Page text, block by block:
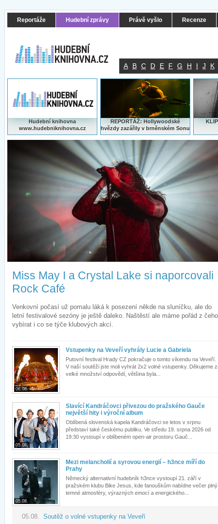
Reportáže Hudební zprávy Právě vyšlo Recenze
A B C D E F G H I J K
Hudební knihovna
www.hudebniknihovna.cz
REPORTÁŽ: Hollywoodské
hvězdy zazářily v brněnském Sonu
Miss May I a Crystal Lake si naporcovali
Rock Café
Venkovní počasí už pomalu láká k posezení někde na sluníčku, ale do
letní festivalové sezóny je ještě daleko. Naštěstí ale máme pořád z čeho
vybírat i co se týče klubových akcí.
06.08.
Vstupenky na Veveří vyhrály Lucie a Gabriela
Putovní festival Hrady CZ pokračuje o tomto víkendu na Veveří.
V naší soutěži jste moli vyhrát 2x2 volné vstupenky. Děkujeme
velké množství odpovědí, většina byla...
05.08.
Slavící Kandráčovci přivezou do pražského Gauče
největší hity i výroční album
Oblíbená slovenská kapela Kandráčovci se letos v srpnu
představí také českému publiku. Ve středu 19. srpna 2026 od
19:30 vystoupí v oblíbeném open-air prostoru Gauč...
05.08.
Mezi melancholií a syrovou energií – h3nce míří do
Prahy
Německý alternativní hudebník h3nce vystoupí 21. září v
pražském klubu Bike Jesus, kde fanouškům nabídne večer plný
temné atmosféry, výrazných emocí a energického...
05.08. Soutěž o volné vstupenky na Veveří